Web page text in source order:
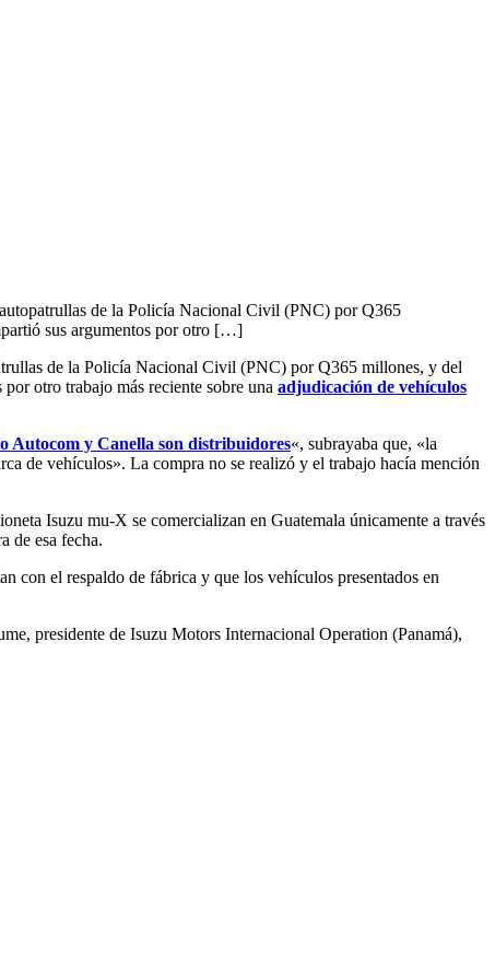
de la Policía Nacional Civil (PNC) por Q365
sus argumentos por otro […]
de la Policía Nacional Civil (PNC) por Q365 millones, y del
otro trabajo más reciente sobre una adjudicación de vehículos
Autocom y Canella son distribuidores«, subrayaba que, «la
de vehículos». La compra no se realizó y el trabajo hacía mención
Isuzu mu-X se comercializan en Guatemala únicamente a través
de esa fecha.
con el respaldo de fábrica y que los vehículos presentados en
presidente de Isuzu Motors Internacional Operation (Panamá),